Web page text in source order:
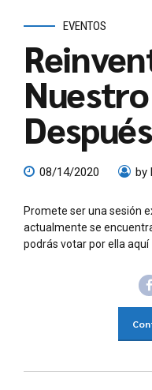
EVENTOS
08/14/2020 by
Promete ser una sesión
actualmente se
podrás votar por ella aquí